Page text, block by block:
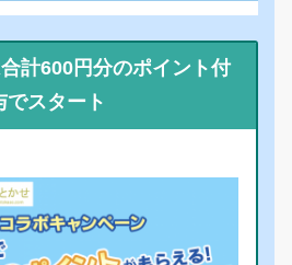
計600円分のポイント付
でスタート